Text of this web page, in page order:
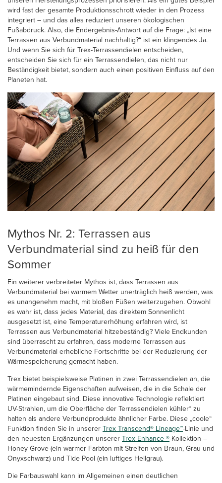
wird fast der gesamte Produktionsschrott wieder in den Prozess
integriert – und das alles reduziert unseren ökologischen
Fußabdruck. Also, die Endergebnis-Antwort auf die Frage: „Ist eine
Terrassen aus Verbundmaterial nachhaltig?“ ist ein klingendes Ja.
Und wenn Sie sich für Trex-Terrassendielen entscheiden,
entscheiden Sie sich für ein Terrassendielen, das nicht nur
Beständigkeit bietet, sondern auch einen positiven Einfluss auf den
Planeten hat.
Mythos Nr. 2: Terrassen aus
Verbundmaterial sind zu heiß für den
Sommer
Ein weiterer verbreiteter Mythos ist, dass Terrassen aus
Verbundmaterial bei warmem Wetter unerträglich heiß werden, was
es unangenehm macht, mit bloßen Füßen weiterzugehen. Obwohl
es wahr ist, dass jedes Material, das direktem Sonnenlicht
ausgesetzt ist, eine Temperaturerhöhung erfahren wird, ist
Terrassen aus Verbundmaterial hitzebeständig? Viele Endkunden
sind überrascht zu erfahren, dass moderne Terrassen aus
Verbundmaterial erhebliche Fortschritte bei der Reduzierung der
Wärmespeicherung gemacht haben.
Trex bietet beispielsweise Platinen in zwei Terrassendielen an, die
wärmemindernde Eigenschaften aufweisen, die in die Schale der
Platinen eingebaut sind. Diese innovative Technologie reflektiert
UV-Strahlen, um die Oberfläche der Terrassendielen kühler* zu
halten als andere Verbundprodukte ähnlicher Farbe. Diese „coole“
Funktion finden Sie in unsererTrex Transcend® Lineage™-Linie und
den neuesten Ergänzungen unsererTrex Enhance ®-Kollektion –
Honey Grove (ein warmer Farbton mit Streifen von Braun, Grau und
Onyxschwarz) und Tide Pool (ein luftiges Hellgrau).
Die Farbauswahl kann im Allgemeinen einen deutlichen